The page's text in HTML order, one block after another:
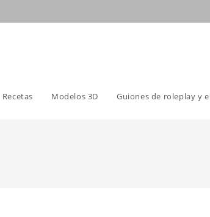
Recetas Modelos 3D Guiones de roleplay y